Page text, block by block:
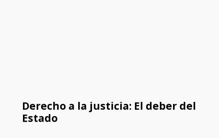
Derecho a la justicia: El deber del
Estado